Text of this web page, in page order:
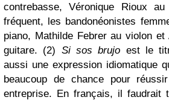
contrebasse,Véronique Riouxau
fréquent, les bandonéonistes
piano, Mathilde Febrerau violon et
guitare. (2) Si sos brujo est le
aussi une expression idiomatique
beaucoup de chance pour
entreprise. En français, il faudrait